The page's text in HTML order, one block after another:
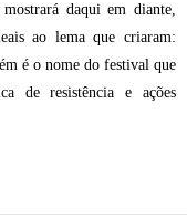
daqui em diante,
ao lema que criaram:
é o nome do festival que
de resistência e ações